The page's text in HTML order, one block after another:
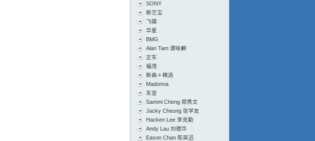
SONY
新艺宝
飞碟
华星
BMG
Alan Tam 谭咏麟
正东
福茂
新曲＋精选
Madonna
东亚
Sammi Cheng 郑秀文
Jacky Cheung 张学友
Hacken Lee 李克勤
Andy Lau 刘德华
Eason Chan 陈奕迅